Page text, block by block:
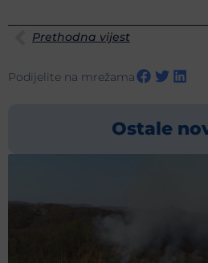
Prethodna vijest
Podijelite na mrežama
Ostale